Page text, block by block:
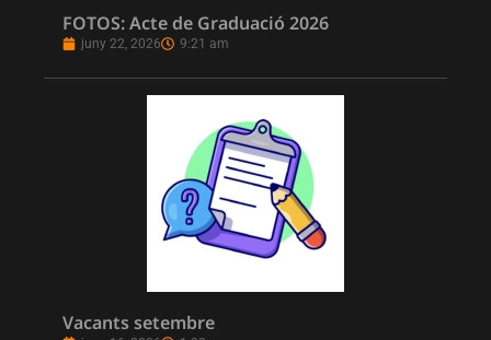
FOTOS: Acte de Graduació 2026
juny 22, 2026 9:21 am
Vacants setembre